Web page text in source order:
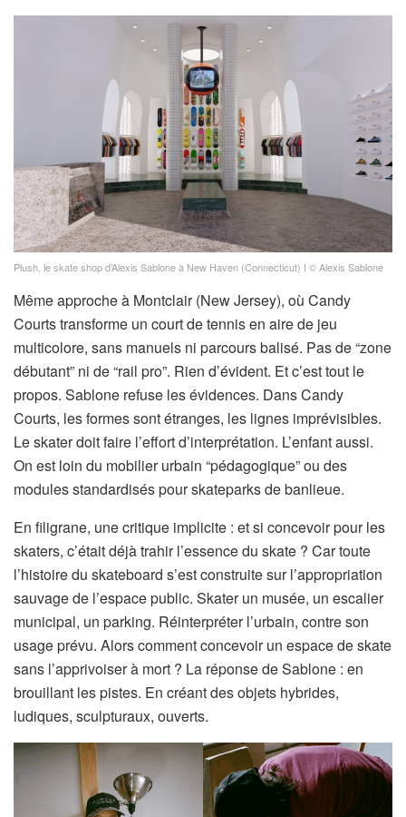
Plush, le skate shop d’Alexis Sablone à New Haven (Connecticut) I © Alexis Sablone
Même approche à Montclair (New Jersey), où Candy
Courts transforme un court de tennis en aire de jeu
multicolore, sans manuels ni parcours balisé. Pas de “zone
débutant” ni de “rail pro”. Rien d’évident. Et c’est tout le
propos. Sablone refuse les évidences. Dans Candy
Courts, les formes sont étranges, les lignes imprévisibles.
Le skater doit faire l’effort d’interprétation. L’enfant aussi.
On est loin du mobilier urbain “pédagogique” ou des
modules standardisés pour skateparks de banlieue.
En filigrane, une critique implicite : et si concevoir pour les
skaters, c’était déjà trahir l’essence du skate ? Car toute
l’histoire du skateboard s’est construite sur l’appropriation
sauvage de l’espace public. Skater un musée, un escalier
municipal, un parking. Réinterpréter l’urbain, contre son
usage prévu. Alors comment concevoir un espace de skate
sans l’apprivoiser à mort ? La réponse de Sablone : en
brouillant les pistes. En créant des objets hybrides,
ludiques, sculpturaux, ouverts.